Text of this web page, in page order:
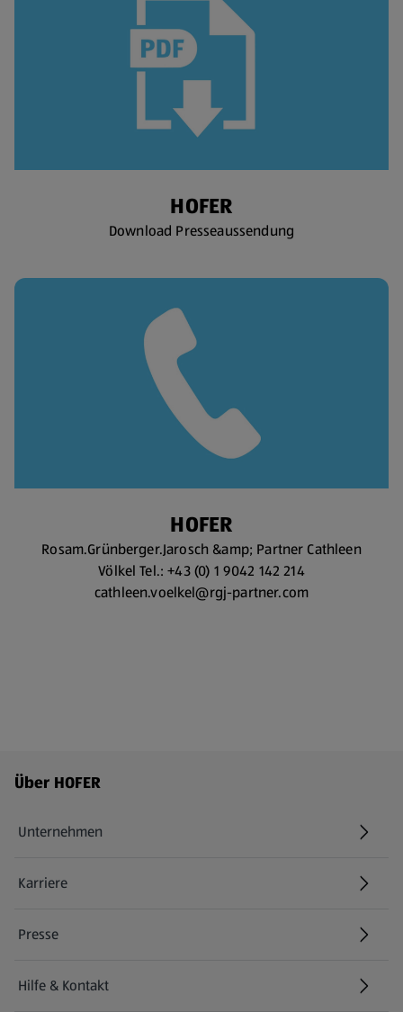
HOFER
Download Presseaussendung
HOFER
Rosam.Grünberger.Jarosch &amp; Partner Cathleen
Völkel Tel.: +43 (0) 1 9042 142 214
cathleen.voelkel@rgj-partner.com
Fußzeilenmenü - weitere Links
Über HOFER
Unternehmen
Karriere
(öffnet in einem neuen Tab)
Presse
Hilfe & Kontakt
(öffnet in einem neuen Tab)